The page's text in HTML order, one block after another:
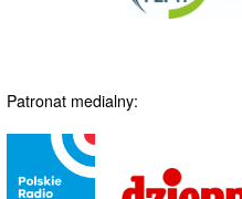
Patronat medialny: